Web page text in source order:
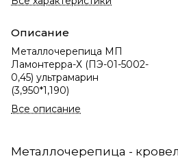
Описание
Металлочерепица МП
Ламонтерра-Х (ПЭ-01-5002-
0,45) ультрамарин
(3,950*1,190)
Все описание
Металлочерепица -